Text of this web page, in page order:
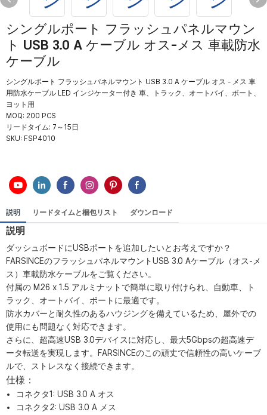
シングルポート フラッシュパネルマウン
ト USB 3.0 A ケーブル オス-メス 車載防水
ケーブル
シングルポート フラッシュパネルマウント USB 3.0 A ケーブル オス - メス 車
用防水ケーブル LED インジケーター付き 車、トラック、オートバイ、ボート、
ヨット用
MOQ: 200 PCS
リードタイム: 7～15日
SKU: FSP4010
説明 リードタイムと梱包リスト ダウンロード
説明
ダッシュボードにUSBポートを追加したいとお考えですか？
FARSINCEのフラッシュパネルマウントUSB 3.0 Aケーブル（オス-メ
ス）車載防水ケーブルをご覧ください。
付属の M26 x 1.5 アルミナットで簡単に取り付けられ、自動車、ト
ラック、オートバイ、ボートに最適です。
防水カバーと耐久性のあるハウジングを備えているため、屋外での
使用にも問題なく対応できます。
さらに、超高速USB 3.0デバイスに対応し、最大5Gbpsの超高速デ
ータ転送を実現します。FARSINCEのこの頑丈で信頼性の高いケーブ
ルで、ストレスなく接続できます。
仕様：
コネクタ1: USB 3.0 A オス
コネクタ2: USB 3.0 A メス